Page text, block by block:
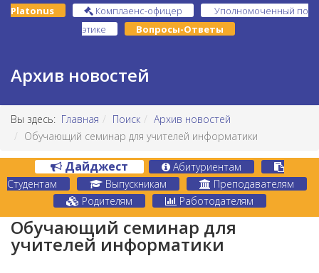
Platonus
Комплаенс-офицер
Уполномоченный по
этике
Вопросы-Ответы
Архив новостей
Вы здесь: Главная Поиск
Архив новостей
Обучающий семинар для учителей информатики
Дайджест
Абитуриентам
Студентам
Выпускникам
Преподавателям
Родителям
Работодателям
Обучающий семинар для
учителей информатики